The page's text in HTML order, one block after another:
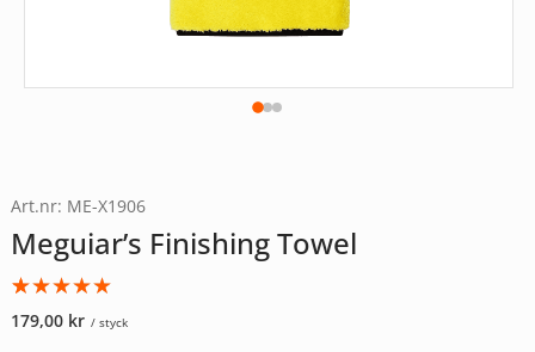
Art.nr: ME-X1906
Meguiar’s Finishing Towel
Betygsatt
2
179,00 kr / styck